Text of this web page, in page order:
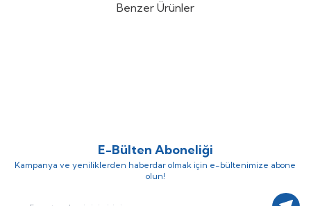
Benzer Ürünler
E-Bülten Aboneliği
Kampanya ve yeniliklerden haberdar olmak için e-bültenimize abone
olun!